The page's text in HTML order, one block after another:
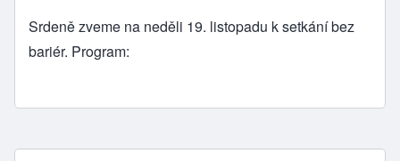
Srdeně zveme na neděli 19. listopadu k setkání bez
bariér. Program: